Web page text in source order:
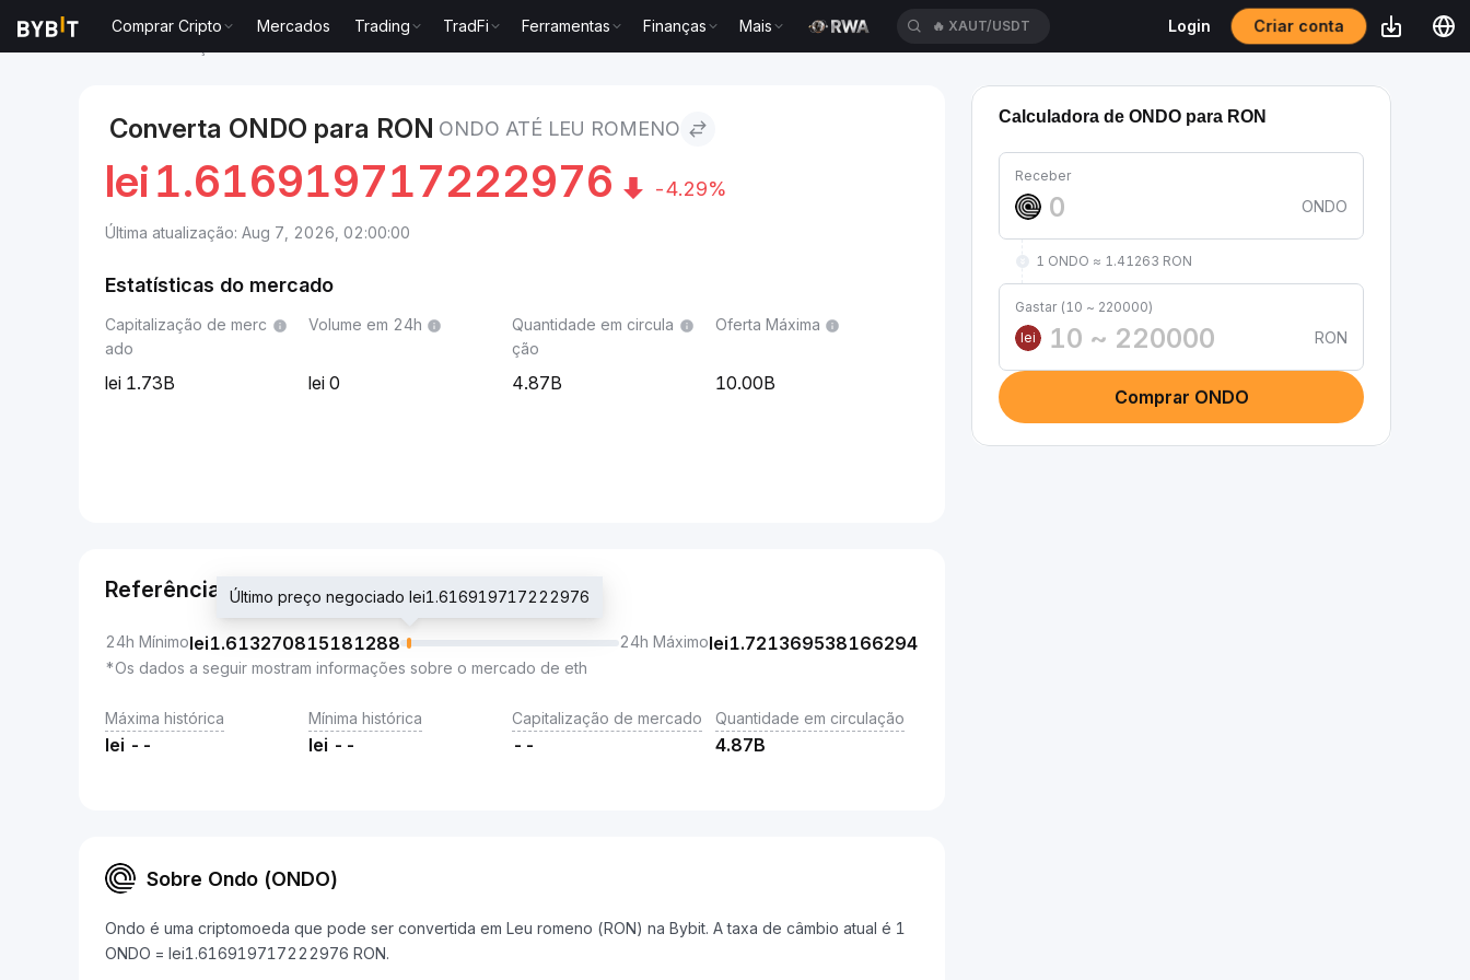
Comprar Cripto Mercados Trading TradFi Ferramentas Finanças Mais 🔥 XAUT/USDT Login Criar conta
Converta ONDO para RON ONDO ATÉ LEU ROMENO
lei1.616919717222976 -4.29%
Última atualização: Aug 7, 2026, 02:00:00
Estatísticas do mercado
Capitalização de merc
ado
1.73B
Volume em 24h
0
Quantidade em circula
ção
4.87B
Oferta Máxima
10.00B
Referência
24h Mínimolei1.613270815181288
Último preço negociado lei1.616919717222976
24h Máximolei1.721369538166294
*Os dados a seguir mostram informações sobre o mercado de eth
Máxima histórica
lei --
Mínima histórica
lei --
Capitalização de mercado
--
Quantidade em circulação
4.87B
Sobre Ondo (ONDO)
Ondo é uma criptomoeda que pode ser convertida em Leu romeno (RON) na Bybit. A taxa de câmbio atual é 1
ONDO = lei1.616919717222976 RON.
Calculadora de ONDO para RON
Receber
ONDO
1 ONDO ≈ 1.41263 RON
Gastar (10 ~ 220000)
lei
RON
Comprar ONDO